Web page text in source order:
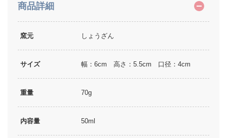
商品詳細
窯元 しょうざん
サイズ 幅：6cm 高さ：5.5cm 口径：4cm
重量 70g
内容量 50ml